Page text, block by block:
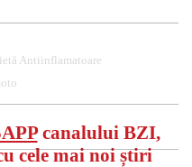
Antiinflamatoare
canalului BZI,
cele mai noi știri